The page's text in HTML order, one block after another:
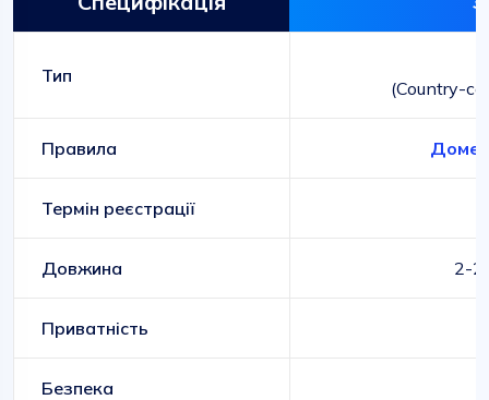
Тип
(Country-
Правила
Термін реєстрації
Довжина 2-
Приватність
Безпека